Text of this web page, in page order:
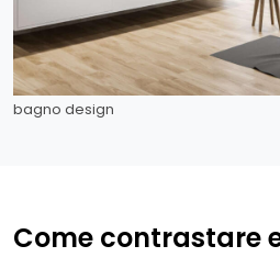
bagno design
Come contrastare